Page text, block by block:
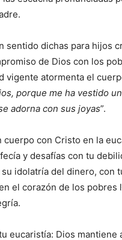
sentido dichas para hijos
de Dios con los
vigente atormenta el
porque me ha vestido
adorna con sus joyas”.
cuerpo con Cristo en la
y desafías con tu
idolatría del dinero, con
el corazón de los pobres
eucaristía: Dios mantiene